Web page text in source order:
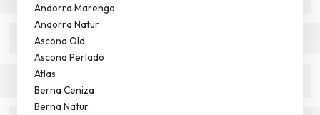
Andorra Marengo
Andorra Natur
Ascona Old
Ascona Perlado
Atlas
Berna Ceniza
Berna Natur